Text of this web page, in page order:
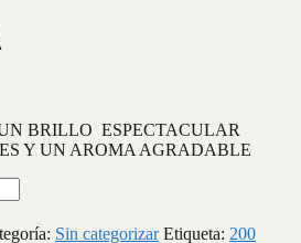
BRILLO ESPECTACULAR
Y UN AROMA AGRADABLE
Sin categorizar Etiqueta: 200